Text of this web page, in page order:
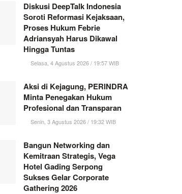
Diskusi DeepTalk Indonesia
Soroti Reformasi Kejaksaan,
Proses Hukum Febrie
Adriansyah Harus Dikawal
Hingga Tuntas
Selasa, 4 Agustus 2026 / 19:57 WIB
Aksi di Kejagung, PERINDRA
Minta Penegakan Hukum
Profesional dan Transparan
Senin, 3 Agustus 2026 / 19:32 WIB
Bangun Networking dan
Kemitraan Strategis, Vega
Hotel Gading Serpong
Sukses Gelar Corporate
Gathering 2026